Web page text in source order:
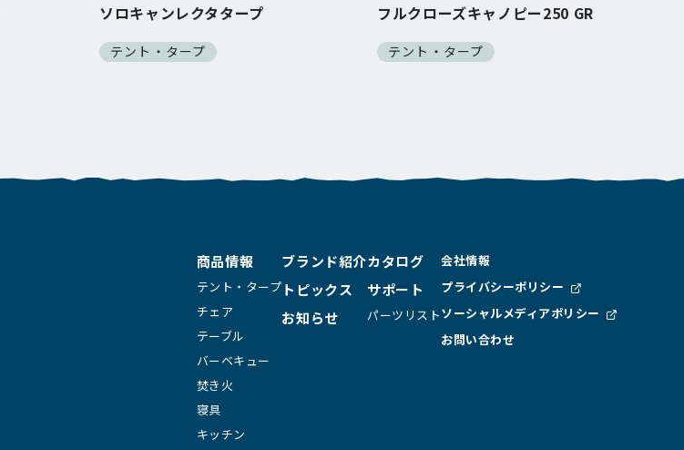
ソロキャンレクタタープ
テント・タープ
フルクローズキャノピー250 GR
テント・タープ
商品情報
テント・タープ
チェア
テーブル
バーベキュー
焚き火
寝具
キッチン
ブランド紹介
トピックス
お知らせ
カタログ
サポート
パーツリスト
会社情報
プライバシーポリシー
ソーシャルメディアポリシー
お問い合わせ